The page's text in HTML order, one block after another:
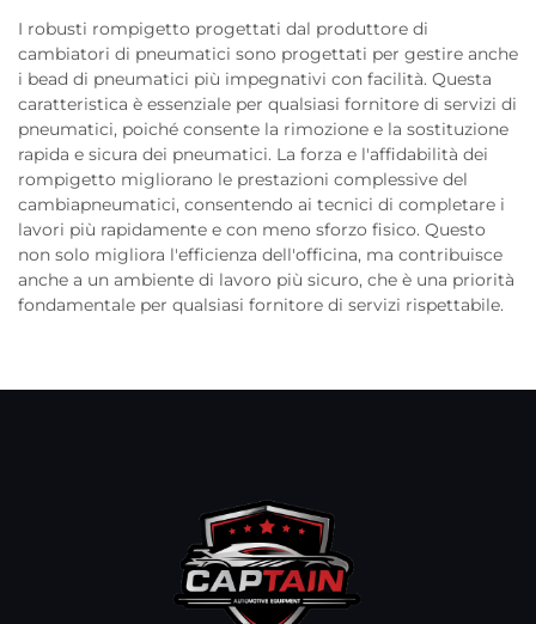
I robusti rompigetto progettati dal produttore di
cambiatori di pneumatici sono progettati per gestire anche
i bead di pneumatici più impegnativi con facilità. Questa
caratteristica è essenziale per qualsiasi fornitore di servizi di
pneumatici, poiché consente la rimozione e la sostituzione
rapida e sicura dei pneumatici. La forza e l'affidabilità dei
rompigetto migliorano le prestazioni complessive del
cambiapneumatici, consentendo ai tecnici di completare i
lavori più rapidamente e con meno sforzo fisico. Questo
non solo migliora l'efficienza dell'officina, ma contribuisce
anche a un ambiente di lavoro più sicuro, che è una priorità
fondamentale per qualsiasi fornitore di servizi rispettabile.